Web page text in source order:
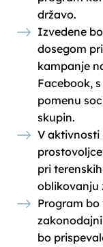
državo.
Izvedene
dosegom
kampanje
Facebook,
pomenu
skupin.
V aktivnosti
pri
oblikovanju
Program
bo